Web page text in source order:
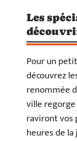
Les
Pour un
découvrez
renommée
ville
raviront vos
heures de